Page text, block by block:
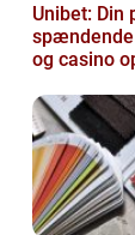
Unibet: Din
og casino